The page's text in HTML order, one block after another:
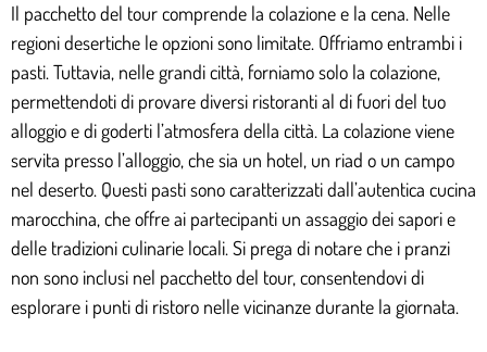
Il pacchetto del tour comprende la colazione e la cena. Nelle
regioni desertiche le opzioni sono limitate. Offriamo entrambi i
pasti. Tuttavia, nelle grandi città, forniamo solo la colazione,
permettendoti di provare diversi ristoranti al di fuori del tuo
alloggio e di goderti l’atmosfera della città. La colazione viene
servita presso l’alloggio, che sia un hotel, un riad o un campo
nel deserto. Questi pasti sono caratterizzati dall’autentica cucina
marocchina, che offre ai partecipanti un assaggio dei sapori e
delle tradizioni culinarie locali. Si prega di notare che i pranzi
non sono inclusi nel pacchetto del tour, consentendovi di
esplorare i punti di ristoro nelle vicinanze durante la giornata.